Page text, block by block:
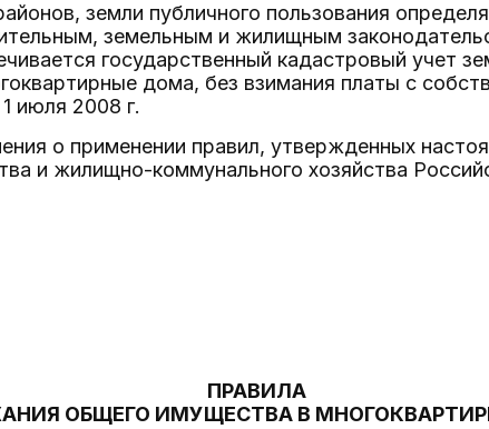
земли публичного пользования
земельным и жилищным
государственный кадастровый учет
дома, без взимания платы с
июля 2008 г.
о применении правил, утвержденных
и жилищно-коммунального хозяйства
ПРАВИЛА
ОБЩЕГО ИМУЩЕСТВА В